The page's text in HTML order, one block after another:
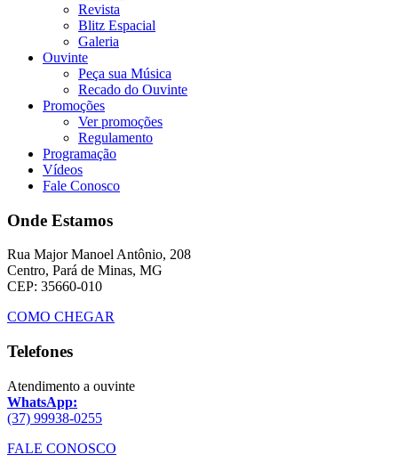
Revista
Blitz Espacial
Galeria
Ouvinte
Peça sua Música
Recado do Ouvinte
Promoções
Ver promoções
Regulamento
Programação
Vídeos
Fale Conosco
Onde Estamos
Rua Major Manoel Antônio, 208
Centro, Pará de Minas, MG
CEP: 35660-010
COMO CHEGAR
Telefones
Atendimento a ouvinte
WhatsApp:
(37) 99938-0255
FALE CONOSCO